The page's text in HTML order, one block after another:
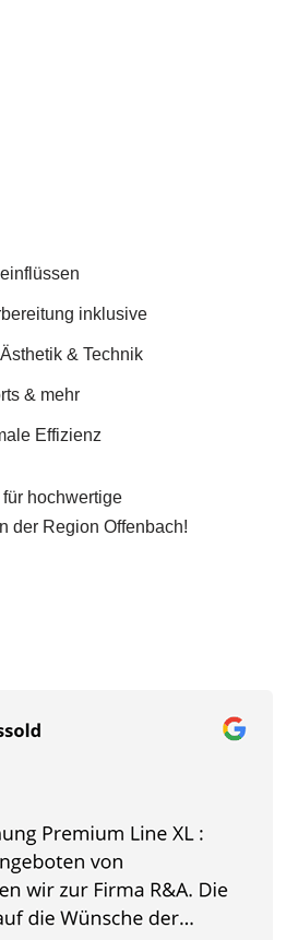
inklusive
& Technik
& mehr
Effizienz
hochwertige
der Region Offenbach!